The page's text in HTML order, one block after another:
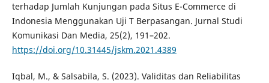
terhadap Jumlah Kunjungan pada Situs E-Commerce di
Indonesia Menggunakan Uji T Berpasangan. Jurnal Studi
Komunikasi Dan Media, 25(2), 191–202.
https://doi.org/10.31445/jskm.2021.4389
Iqbal, M., & Salsabila, S. (2023). Validitas dan Reliabilitas